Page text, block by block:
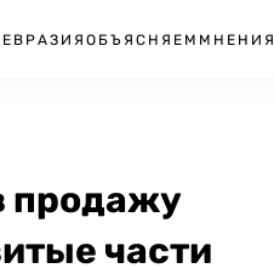
ЕВРАЗИЯ ОБЪЯСНЯЕМ МНЕНИЯ
продажу
части